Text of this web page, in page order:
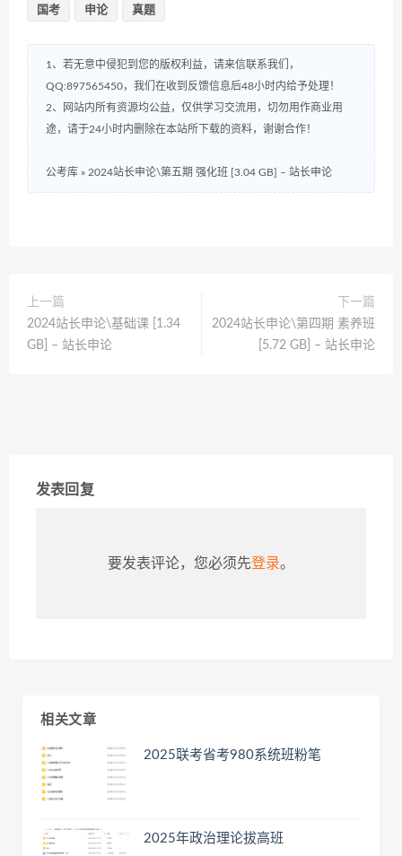
国考 申论 真题
1、若无意中侵犯到您的版权利益，请来信联系我们，
QQ:897565450，我们在收到反馈信息后48小时内给予处理！
2、网站内所有资源均公益，仅供学习交流用，切勿用作商业用
途，请于24小时内删除在本站所下载的资料，谢谢合作！
公考库 » 2024站长申论\第五期 强化班 [3.04 GB] – 站长申论
上一篇
2024站长申论\基础课 [1.34
GB] – 站长申论
下一篇
2024站长申论\第四期 素养班
[5.72 GB] – 站长申论
发表回复
要发表评论，您必须先登录。
相关文章
2025联考省考980系统班粉笔
2025年政治理论拔高班